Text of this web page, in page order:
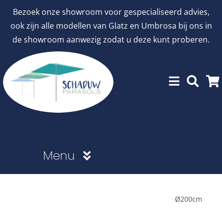
Bezoek onze showroom voor gespecialiseerd advies,
ook zijn alle modellen van Glatz en Umbrosa bij ons in
de showroom aanwezig zodat u deze kunt proberen.
inhoud
Menu
Ø200cm